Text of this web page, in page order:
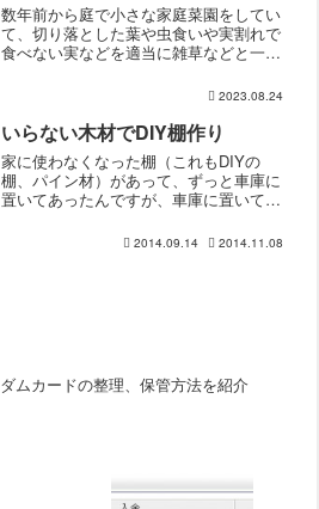
数年前から庭で小さな家庭菜園をしてい
て、切り落とした葉や虫食いや実割れで
食べない実などを適当に雑草などと一緒
ないのがずっと気になっていました。コ
ていましたが、どうしても...
2023.08.24
いらない木材でDIY棚作り
家に使わなくなった棚（これもDIYの
棚、パイン材）があって、ずっと車庫に
置いてあったんですが、車庫に置いてお
コン机の下にメタルラックか適当な棚が
2014.09.14 2014.11.08
ダムカードの整理、保管方法を紹介